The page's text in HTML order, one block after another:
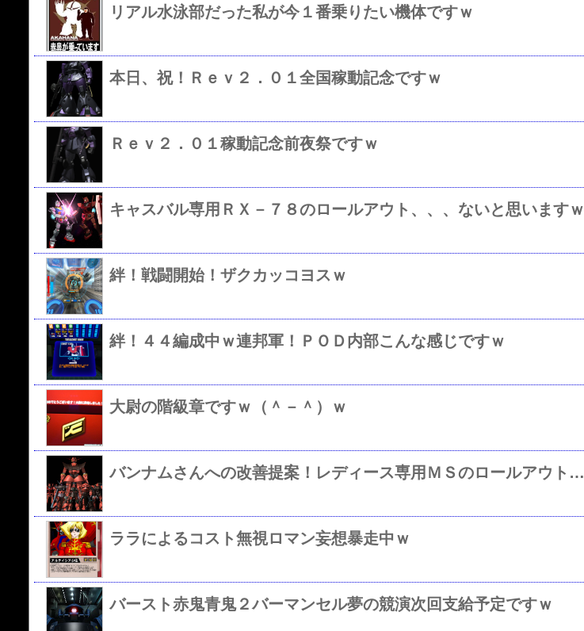
リアル水泳部だった私が今１番乗りたい機体ですｗ
本日、祝！Ｒｅｖ２．０１全国稼動記念ですｗ
Ｒｅｖ２．０１稼動記念前夜祭ですｗ
キャスバル専用ＲＸ－７８のロールアウト、、、ないと思いますｗ
絆！戦闘開始！ザクカッコヨスｗ
絆！４４編成中ｗ連邦軍！ＰＯＤ内部こんな感じですｗ
大尉の階級章ですｗ（＾－＾）ｗ
バンナムさんへの改善提案！レディース専用ＭＳのロールアウトを（＾－＾）ｗ
ララによるコスト無視ロマン妄想暴走中ｗ
バースト赤鬼青鬼２バーマンセル夢の競演次回支給予定ですｗ